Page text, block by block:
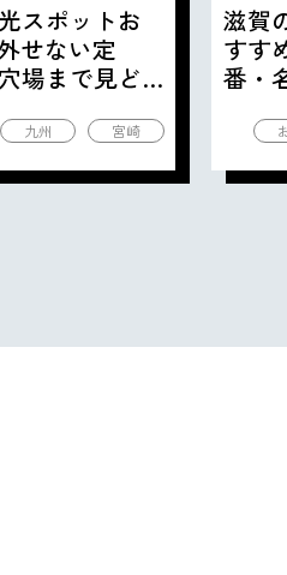
スポットお
せない定
場まで見ど
九州 宮崎
滋賀
すす
番・